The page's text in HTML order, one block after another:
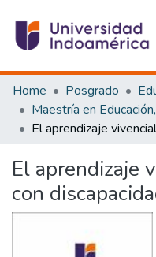
Communities & Collections
All of DSpace
Statistics
Home Posgrado
El aprendizaje
con